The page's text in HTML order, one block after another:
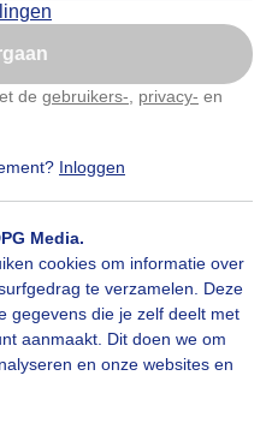
de gebruikers- privacy- en
Inloggen
Media.
cookies om informatie over
te verzamelen. Deze
gegevens die je zelf deelt met
aanmaakt. Dit doen we om
en onze websites en
later
te passen